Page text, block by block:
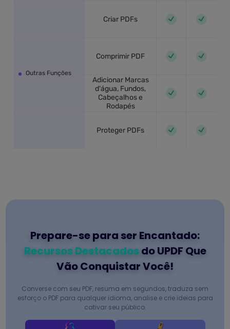
Outras Funções
Criar PDFs
Comprimir PDF
Adicionar Marcas
d'água, Fundos,
Cabeçalhos e
Rodapés
Proteger PDFs
Prepare-se para ser Encantado:
Recursos Destacadosdo UPDF Que
Vão Conquistar Você!
Converse com seu PDF, resuma em segundos, traduza sem
esforço o PDF para qualquer idioma, analise e crie ideias para
cativar seu público.